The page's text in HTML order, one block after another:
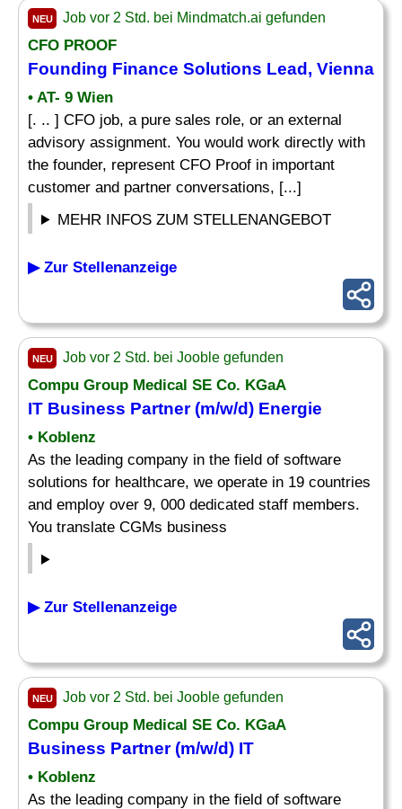
NEU Job vor 2 Std. bei Mindmatch.ai gefunden
CFO PROOF
Founding Finance Solutions Lead, Vienna
• AT- 9 Wien
[. .. ] CFO job, a pure sales role, or an external
advisory assignment. You would work directly with
the founder, represent CFO Proof in important
customer and partner conversations, [...]
MEHR INFOS ZUM STELLENANGEBOT
▶ Zur Stellenanzeige
NEU Job vor 2 Std. bei Jooble gefunden
Compu Group Medical SE Co. KGaA
IT Business Partner (m/w/d) Energie
• Koblenz
As the leading company in the field of software
solutions for healthcare, we operate in 19 countries
and employ over 9, 000 dedicated staff members.
You translate CGMs business
▶ Zur Stellenanzeige
NEU Job vor 2 Std. bei Jooble gefunden
Compu Group Medical SE Co. KGaA
Business Partner (m/w/d) IT
• Koblenz
As the leading company in the field of software